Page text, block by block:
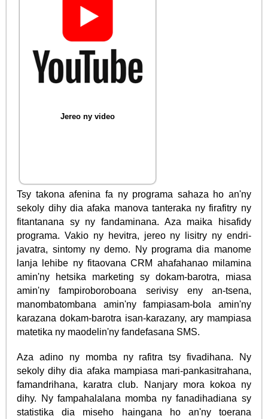
Jereo ny video
Tsy takona afenina fa ny programa sahaza ho an'ny
sekoly dihy dia afaka manova tanteraka ny firafitry ny
fitantanana sy ny fandaminana. Aza maika hisafidy
programa. Vakio ny hevitra, jereo ny lisitry ny endri-
javatra, sintomy ny demo. Ny programa dia manome
lanja lehibe ny fitaovana CRM ahafahanao milamina
amin'ny hetsika marketing sy dokam-barotra, miasa
amin'ny fampiroboroboana serivisy eny an-tsena,
manombatombana amin'ny fampiasam-bola amin'ny
karazana dokam-barotra isan-karazany, ary mampiasa
matetika ny maodelin'ny fandefasana SMS.
Aza adino ny momba ny rafitra tsy fivadihana. Ny
sekoly dihy dia afaka mampiasa mari-pankasitrahana,
famandrihana, karatra club. Nanjary mora kokoa ny
dihy. Ny fampahalalana momba ny fanadihadiana sy
statistika dia miseho haingana ho an'ny toerana